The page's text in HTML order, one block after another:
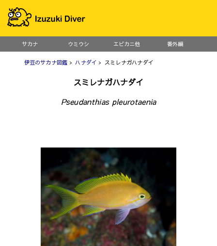
サカナ ウミウシ エビカニ他 番外編
伊豆のサカナ図鑑 > ハナダイ > スミレナガハナダイ
スミレナガハナダイ
Pseudanthias pleurotaenia